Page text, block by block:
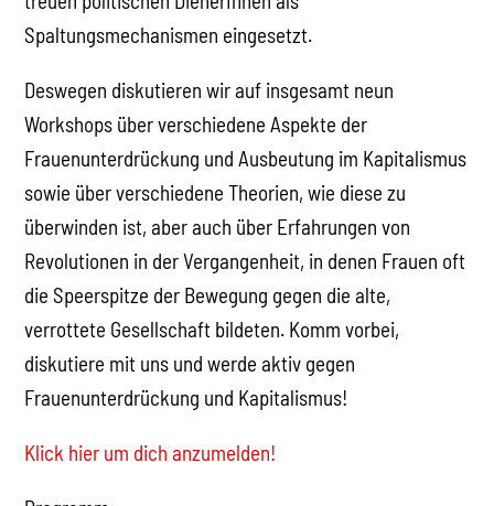
Spaltungsmechanismen eingesetzt.
Deswegen diskutieren wir auf insgesamt neun
Workshops über verschiedene Aspekte der
Frauenunterdrückung und Ausbeutung im Kapitalismus
sowie über verschiedene Theorien, wie diese zu
überwinden ist, aber auch über Erfahrungen von
Revolutionen in der Vergangenheit, in denen Frauen oft
die Speerspitze der Bewegung gegen die alte,
verrottete Gesellschaft bildeten. Komm vorbei,
diskutiere mit uns und werde aktiv gegen
Frauenunterdrückung und Kapitalismus!
Klick hier um dich anzumelden!